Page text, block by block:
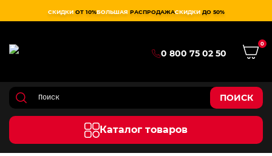
СКИДКИ ОТ 10%БОЛЬШАЯ РАСПРОДАЖАСКИДКИ ДО 50%
0 800 75 02 50
0
ПОИСК
Каталог товаров